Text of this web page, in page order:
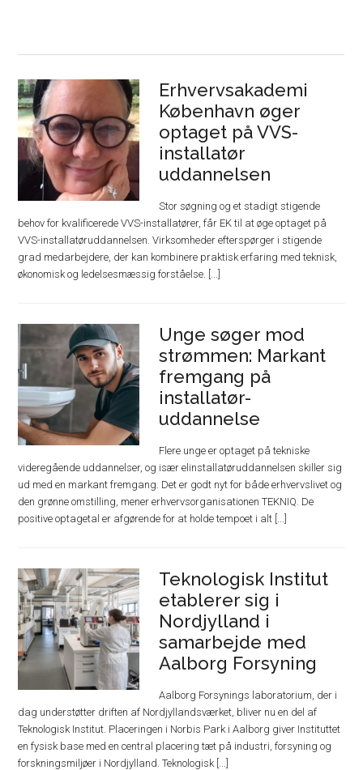
Erhvervsakademi
København øger
optaget på VVS-
installatør
uddannelsen
Stor søgning og et stadigt stigende
behov for kvalificerede VVS-installatører, får EK til at øge optaget på
VVS-installatøruddannelsen. Virksomheder efterspørger i stigende
grad medarbejdere, der kan kombinere praktisk erfaring med teknisk,
økonomisk og ledelsesmæssig forståelse. [...]
Unge søger mod
strømmen: Markant
fremgang på
installatør-
uddannelse
Flere unge er optaget på tekniske
videregående uddannelser, og især elinstallatøruddannelsen skiller sig
ud med en markant fremgang. Det er godt nyt for både erhvervslivet og
den grønne omstilling, mener erhvervsorganisationen TEKNIQ. De
positive optagetal er afgørende for at holde tempoet i alt [...]
Teknologisk Institut
etablerer sig i
Nordjylland i
samarbejde med
Aalborg Forsyning
Aalborg Forsynings laboratorium, der i
dag understøtter driften af Nordjyllandsværket, bliver nu en del af
Teknologisk Institut. Placeringen i Norbis Park i Aalborg giver Instituttet
en fysisk base med en central placering tæt på industri, forsyning og
forskningsmiljøer i Nordjylland. Teknologisk [...]